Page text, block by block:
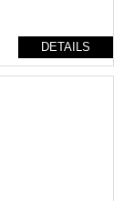
DETAILS